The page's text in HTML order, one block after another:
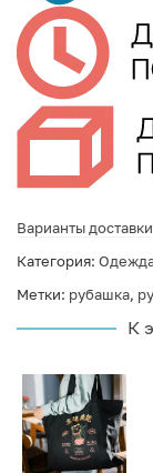
Варианты доставки
Категория:
Метки: рубашка,
К